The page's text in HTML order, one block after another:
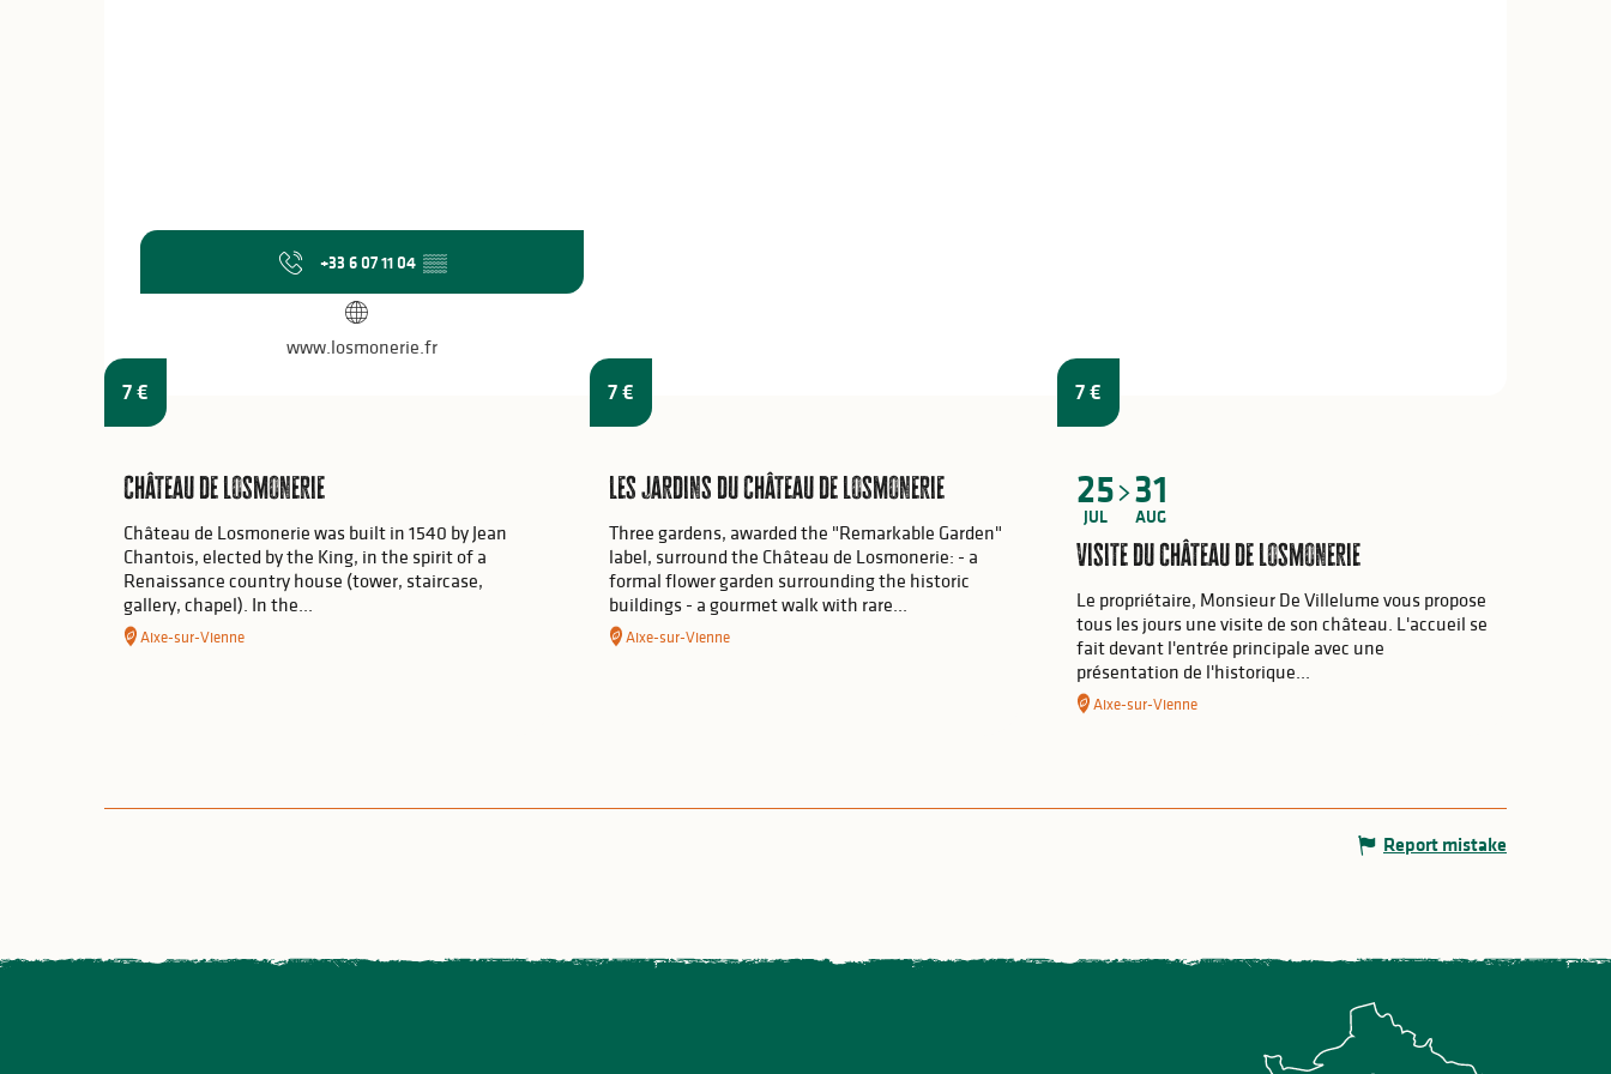
+33 6 07 11 04 ▒▒
www.losmonerie.fr
7€
Château de Losmonerie
Château de Losmonerie was built in 1540 by Jean
Chantois, elected by the King, in the spirit of a
Renaissance country house (tower, staircase,
gallery, chapel). In the...
Aixe-sur-Vienne
7€
Les jardins du Château de Losmonerie
Three gardens, awarded the "Remarkable Garden"
label, surround the Château de Losmonerie: - a
formal flower garden surrounding the historic
buildings - a gourmet walk with rare...
Aixe-sur-Vienne
7€
25
JUL
31
AUG
Visite du château de Losmonerie
Le propriétaire, Monsieur De Villelume vous propose
tous les jours une visite de son château. L'accueil se
fait devant l'entrée principale avec une
présentation de l'historique...
Aixe-sur-Vienne
Report mistake